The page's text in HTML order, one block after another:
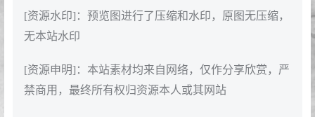
[资源水印]：预览图进行了压缩和水印，原图无压缩，
无本站水印
[资源申明]：本站素材均来自网络，仅作分享欣赏，严
禁商用，最终所有权归资源本人或其网站